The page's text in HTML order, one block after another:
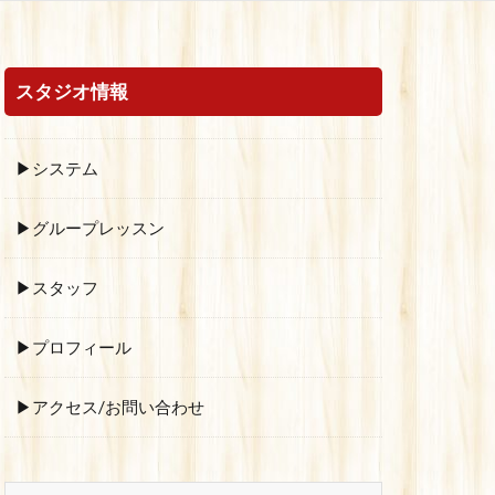
スタジオ情報
▶システム
▶グループレッスン
▶スタッフ
▶プロフィール
▶アクセス/お問い合わせ